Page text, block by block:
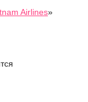
Airlines»